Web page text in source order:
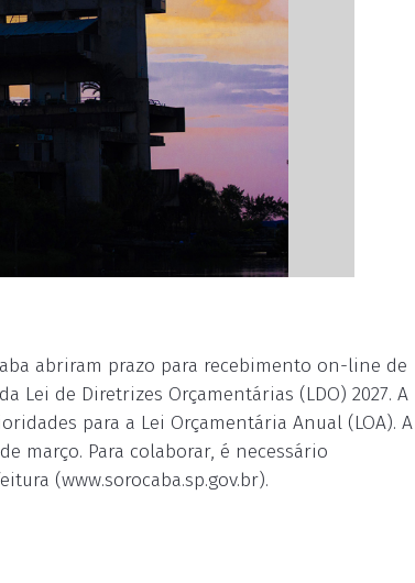
abriram prazo para recebimento on-line de
de Diretrizes Orçamentárias (LDO) 2027. A
para a Lei Orçamentária Anual (LOA). A
março. Para colaborar, é necessário
(www.sorocaba.sp.gov.br).